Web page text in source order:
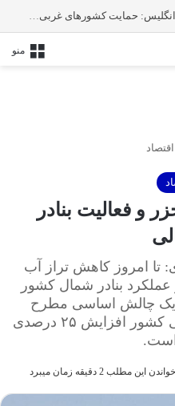
پزشکیان در تماس با نخست‌ وزیر انگلیس: حمایت کشور‌های غربی از رژیم صهیونیستی امنیت منطقه و جهان را به خطر انداخته است
منو
اقتصاد
و فعالیت بنادر
تا امروز کاهش تراز آب
بنادر شمال کشور
یک چالش اساسی مطرح
است؛ ترانزیت در بنادر شمالی کشور افزایش ۲۵ درصدی
است.
خواندن این مطلب 2 دقیقه زمان میبرد